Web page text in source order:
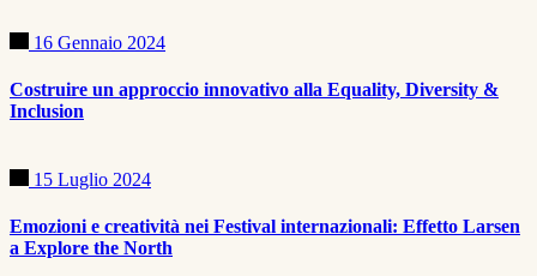
16 Gennaio 2024
Costruire un approccio innovativo alla Equality, Diversity &
Inclusion
15 Luglio 2024
Emozioni e creatività nei Festival internazionali: Effetto Larsen
a Explore the North